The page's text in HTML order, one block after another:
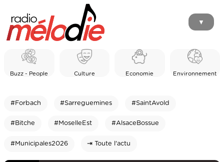
▼
Buzz - People Culture Economie Environnement
#Forbach #Sarreguemines #SaintAvold
#Bitche #MoselleEst #AlsaceBossue
#Municipales2026 ⇥ Toute l'actu